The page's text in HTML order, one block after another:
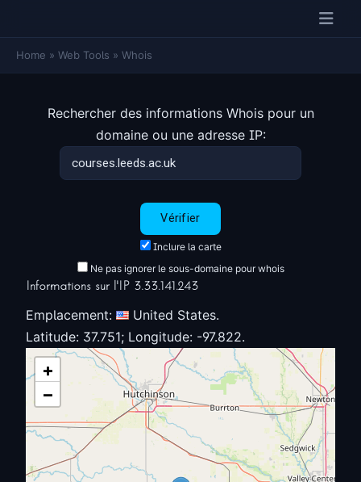
Home » Web Tools » Whois
Rechercher des informations Whois pour un
domaine ou une adresse IP:
Inclure la carte
Ne pas ignorer le sous-domaine pour whois
Informations sur l'IP 3.33.141.243
Emplacement:
United States.
Latitude: 37.751; Longitude: -97.822.
+
−